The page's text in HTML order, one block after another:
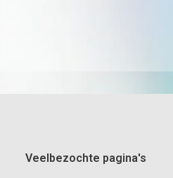
Veelbezochte pagina's